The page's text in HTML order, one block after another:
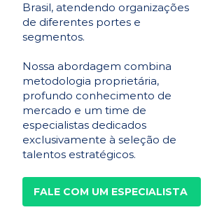
Brasil, atendendo organizações
de diferentes portes e
segmentos.
Nossa abordagem combina
metodologia proprietária,
profundo conhecimento de
mercado e um time de
especialistas dedicados
exclusivamente à seleção de
talentos estratégicos.
FALE COM UM ESPECIALISTA